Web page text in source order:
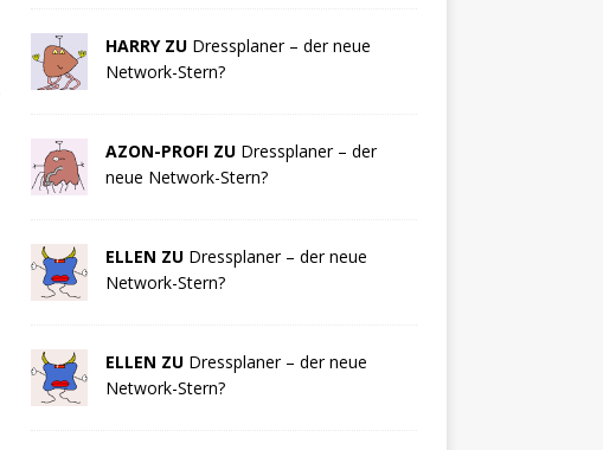
HARRY ZU Dressplaner – der neue
Network-Stern?
AZON-PROFI ZU Dressplaner – der
neue Network-Stern?
ELLEN ZU Dressplaner – der neue
Network-Stern?
ELLEN ZU Dressplaner – der neue
Network-Stern?